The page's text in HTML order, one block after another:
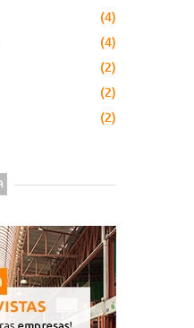
(4)
(4)
(2)
(2)
(2)